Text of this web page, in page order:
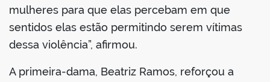
mulheres para que elas percebam em que
sentidos elas estão permitindo serem vítimas
dessa violência”, afirmou.
A primeira-dama, Beatriz Ramos, reforçou a